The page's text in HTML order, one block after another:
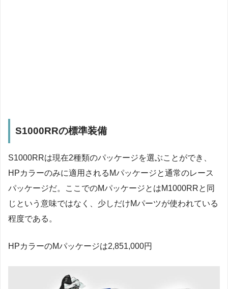
S1000RRの標準装備
S1000RRは現在2種類のパッケージを選ぶことができ、
HPカラーのみに適用されるMパッケージと通常のレース
パッケージだ。ここでのMパッケージとはM1000RRと同
じという意味ではなく、少しだけMパーツが使われている
程度である。
HPカラーのMパッケージは2,851,000円